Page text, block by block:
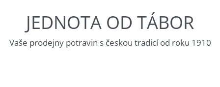
JEDNOTA OD TÁBOR
Vaše prodejny potravin s českou tradicí od roku 1910